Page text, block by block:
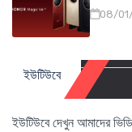
08/
ইউটিউবে
ইউটিউবে দেখুন আমাদের